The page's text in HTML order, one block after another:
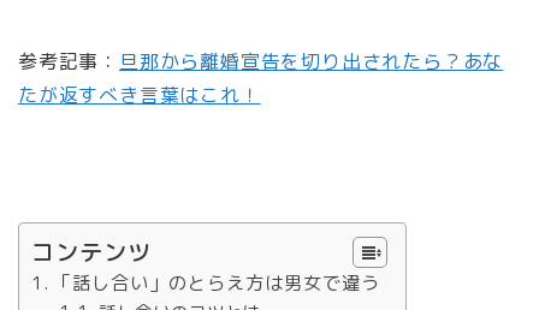
参考記事： 旦那から離婚宣告を切り出されたら？あな
たが返すべき言葉はこれ！
コンテンツ
「話し合い」のとらえ方は男女で違う